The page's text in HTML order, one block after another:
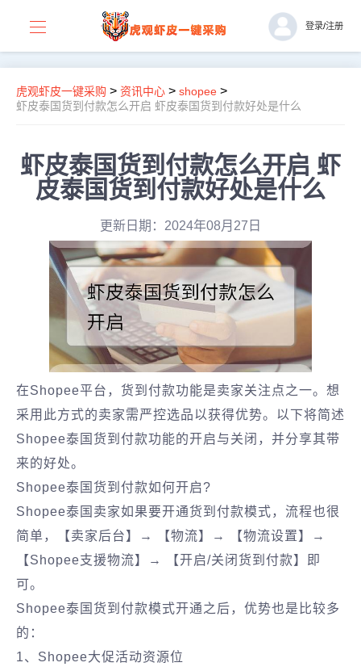
登录/注册
虎观虾皮一键采购 > 资讯中心 > shopee >
虾皮泰国货到付款怎么开启 虾皮泰国货到付款好处是什么
虾皮泰国货到付款怎么开启 虾
皮泰国货到付款好处是什么
更新日期：2024年08月27日
在Shopee平台，‌货到付款功能是卖家关注点之一。‌想
采用此方式的卖家需严控选品以获得优势。‌以下将简述
Shopee泰国货到付款功能的开启与关闭，‌并分享其带
来的好处。‌
Shopee泰国货到付款如何开启?
Shopee泰国卖家如果要开通货到付款模式，流程也很
简单，【卖家后台】→ 【物流】→ 【物流设置】→
【Shopee支援物流】→ 【开启/关闭货到付款】即
可。
Shopee泰国货到付款模式开通之后，优势也是比较多
的：
1、Shopee大促活动资源位